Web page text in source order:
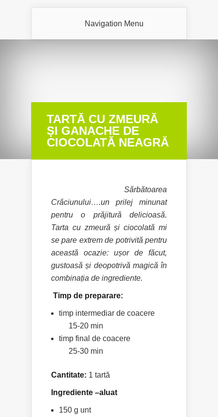
Navigation Menu
TARTĂ CU ZMEURĂ
ȘI GANACHE DE
CIOCOLATĂ NEAGRĂ
Sărbătoarea
Crăciunului….un prilej minunat
pentru o prăjitură delicioasă.
Tarta cu zmeură și ciocolată mi
se pare extrem de potrivită pentru
această ocazie: ușor de făcut,
gustoasă și deopotrivă magică în
combinația de ingrediente.
Timp de preparare:
timp intermediar de coacere
15-20 min
timp final de coacere
25-30 min
Cantitate: 1 tartă
Ingrediente –aluat
150 g unt